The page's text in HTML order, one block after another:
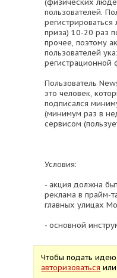
пользователей.
приза) 10-20 раз
прочее, поэтому
пользователей
регистрационной
Пользователь
это человек,
подписался
(минимум раз в
сервисом
Условия:
- акция должна
реклама в прайм-
главных улицах
- основной
Чтобы подать
авторизоваться